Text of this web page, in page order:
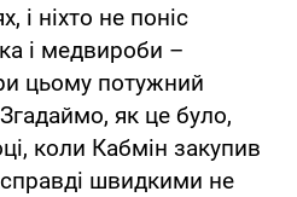
і ніхто не поніс
і медвироби –
цьому потужний
як це було,
коли Кабмін закупив
швидкими не